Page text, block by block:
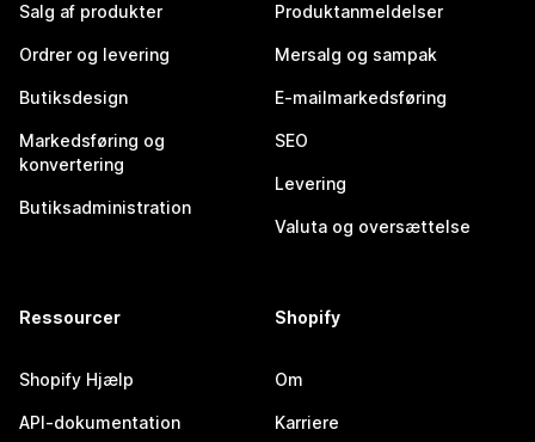
Salg af produkter
Ordrer og levering
Butiksdesign
Markedsføring og
konvertering
Butiksadministration
Produktanmeldelser
Mersalg og sampak
E-mailmarkedsføring
SEO
Levering
Valuta og oversættelse
Ressourcer
Shopify Hjælp
API-dokumentation
Shopify
Om
Karriere